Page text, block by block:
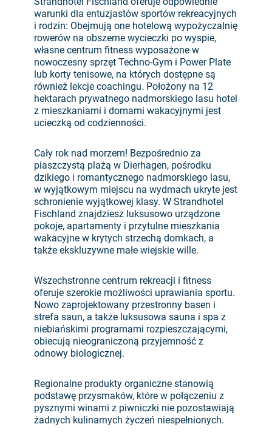
warunki dla entuzjastów sportów rekreacyjnych
i rodzin: Obejmują one hotelową wypożyczalnię
rowerów na obszerne wycieczki po wyspie,
własne centrum fitness wyposażone w
nowoczesny sprzęt Techno-Gym i Power Plate
lub korty tenisowe, na których dostępne są
również lekcje coachingu. Położony na 12
hektarach prywatnego nadmorskiego lasu hotel
z mieszkaniami i domami wakacyjnymi jest
ucieczką od codzienności.
Cały rok nad morzem! Bezpośrednio za
piaszczystą plażą w Dierhagen, pośrodku
dzikiego i romantycznego nadmorskiego lasu,
w wyjątkowym miejscu na wydmach ukryte jest
schronienie wyjątkowej klasy. W Strandhotel
Fischland znajdziesz luksusowo urządzone
pokoje, apartamenty i przytulne mieszkania
wakacyjne w krytych strzechą domkach, a
także ekskluzywne małe wiejskie wille.
Wszechstronne centrum rekreacji i fitness
oferuje szerokie możliwości uprawiania sportu.
Nowo zaprojektowany przestronny basen i
strefa saun, a także luksusowa sauna i spa z
niebiańskimi programami rozpieszczającymi,
obiecują nieograniczoną przyjemność z
odnowy biologicznej.
Regionalne produkty organiczne stanowią
podstawę przysmaków, które w połączeniu z
pysznymi winami z piwniczki nie pozostawiają
żadnych kulinarnych życzeń niespełnionych.